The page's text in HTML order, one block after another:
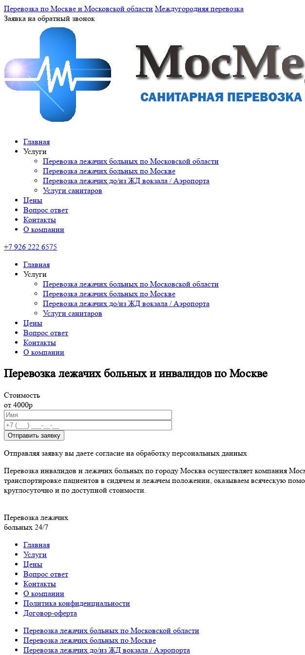
Перевозка по Москве и Московской области Междугородняя перевозка
Заявка на обратный звонок
Главная
Услуги
Перевозка лежачих больных по Московской области
Перевозка лежачих больных по Москве
Перевозка лежачих до/из ЖД вокзала / Аэропорта
Услуги санитаров
Цены
Вопрос ответ
Контакты
О компании
+7 926 222 6575
Главная
Услуги
Перевозка лежачих больных по Московской области
Перевозка лежачих больных по Москве
Перевозка лежачих до/из ЖД вокзала / Аэропорта
Услуги санитаров
Цены
Вопрос ответ
Контакты
О компании
Перевозка лежачих больных и инвалидов по Москве
Стоимость
от 4000р
Отправить заявку
Отправляя заявку вы даете согласие на обработку персональных данных
Перевозка инвалидов и лежачих больных по городу Москва осуществляет компания
транспортировке пациентов в сидячем и лежачем положении, оказываем всяческую
круглосуточно и по доступной стоимости.
Перевозка лежачих
больных 24/7
Главная
Услуги
Цены
Вопрос ответ
Контакты
О компании
Политика конфиденциальности
Договор-оферта
Перевозка лежачих больных по Московской области
Перевозка лежачих больных по Москве
Перевозка лежачих до/из ЖД вокзала / Аэропорта